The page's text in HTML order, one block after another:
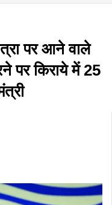
पर आने वाले
पर किराये में 25